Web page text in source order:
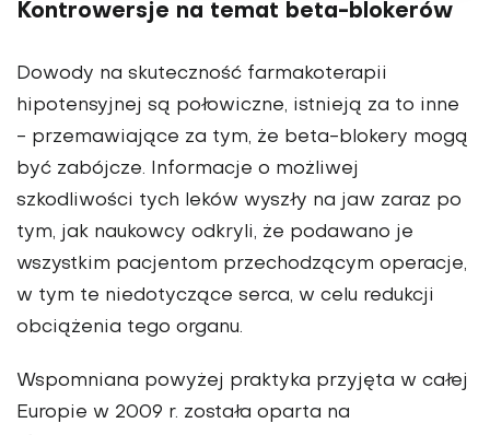
Kontrowersje na temat beta-blokerów
Dowody na skuteczność farmakoterapii
hipotensyjnej są połowiczne, istnieją za to inne
- przemawiające za tym, że beta-blokery mogą
być zabójcze. Informacje o możliwej
szkodliwości tych leków wyszły na jaw zaraz po
tym, jak naukowcy odkryli, że podawano je
wszystkim pacjentom przechodzącym operacje,
w tym te niedotyczące serca, w celu redukcji
obciążenia tego organu.
Wspomniana powyżej praktyka przyjęta w całej
Europie w 2009 r. została oparta na